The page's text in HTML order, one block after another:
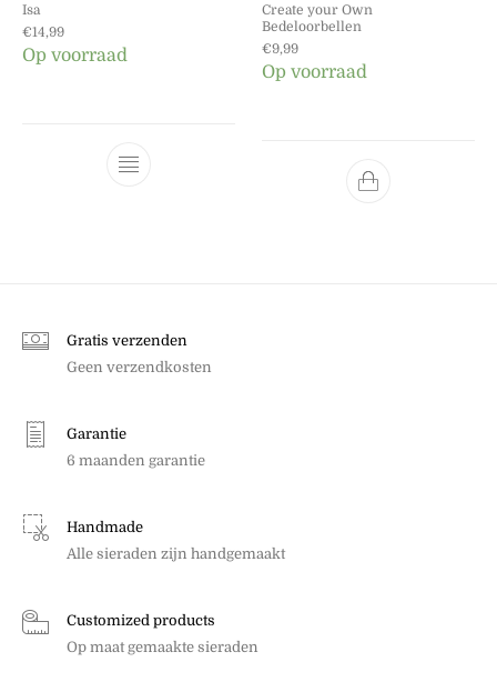
Isa
€14,99
Op voorraad
Dit product heeft meerdere variaties.
Create your Own
Bedeloorbellen
€9,99
Op voorraad
Gratis verzenden
Geen verzendkosten
Garantie
6 maanden garantie
Handmade
Alle sieraden zijn handgemaakt
Customized products
Op maat gemaakte sieraden